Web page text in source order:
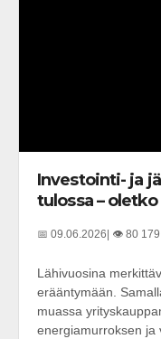
Investointi- ja
tulossa –
📅 09.06.2026 | 👁️ 80 179
Lähivuosina
erääntymään.
muassa
energiamurroksen ja